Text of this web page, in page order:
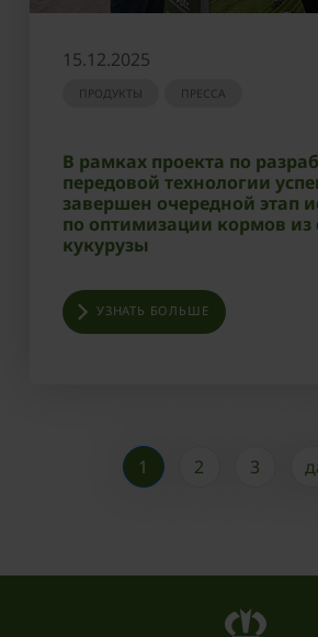
15.12.2025
ПРОДУКТЫ ПРЕССА
В рамках проекта по
передовой технологии
завершен очередной этап
по оптимизации кормов из
кукурузы
УЗНАТЬ БОЛЬШЕ
1 2 3